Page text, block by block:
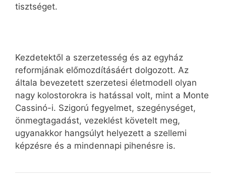
tisztséget.
Kezdetektől a szerzetesség és az egyház
reformjának előmozdításáért dolgozott. Az
általa bevezetett szerzetesi életmodell olyan
nagy kolostorokra is hatással volt, mint a Monte
Cassinó-i. Szigorú fegyelmet, szegénységet,
önmegtagadást, vezeklést követelt meg,
ugyanakkor hangsúlyt helyezett a szellemi
képzésre és a mindennapi pihenésre is.